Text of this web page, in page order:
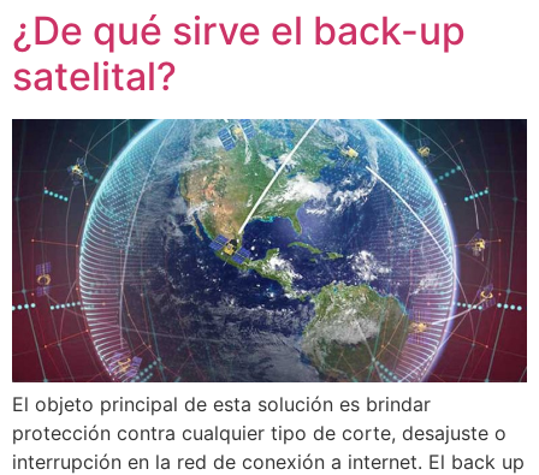
¿De qué sirve el back-up
satelital?
El objeto principal de esta solución es brindar
protección contra cualquier tipo de corte, desajuste o
interrupción en la red de conexión a internet. El back up